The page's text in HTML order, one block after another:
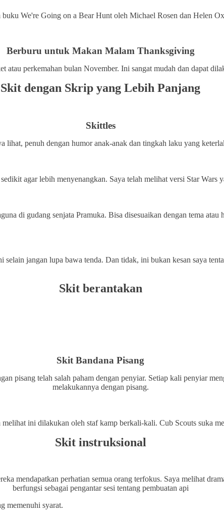
We're Going on a Bear Hunt oleh Michael Rosen dan Helen
Berburu untuk Makan Malam Thanksgiving
atau perkemahan bulan November. Ini sangat mudah dan dapat
Skit dengan Skrip yang Lebih Panjang
Skittles
lihat, penuh dengan humor anak-anak dan tingkah laku yang
agar lebih menyenangkan. Saya telah melihat versi Star
di gudang senjata Pramuka. Bisa disesuaikan dengan tema
jangan lupa bawa tenda. Dan tidak, ini bukan kesan saya
Skit berantakan
Skit Bandana Pisang
pisang telah salah paham dengan penyiar. Setiap kali penyiar
melakukannya dengan pisang.
ini dilakukan oleh staf kamp berkali-kali. Cub Scouts suka
Skit instruksional
mendapatkan perhatian semua orang terfokus. Saya melihat
berfungsi sebagai pengantar sesi tentang pembuatan api
memenuhi syarat.